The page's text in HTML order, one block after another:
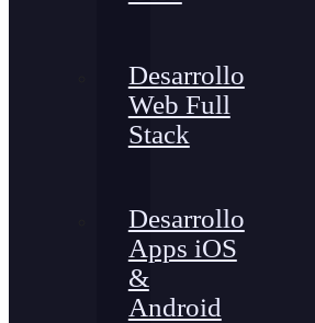
Desarrollo
Web Full
Stack
Desarrollo
Apps iOS
&
Android